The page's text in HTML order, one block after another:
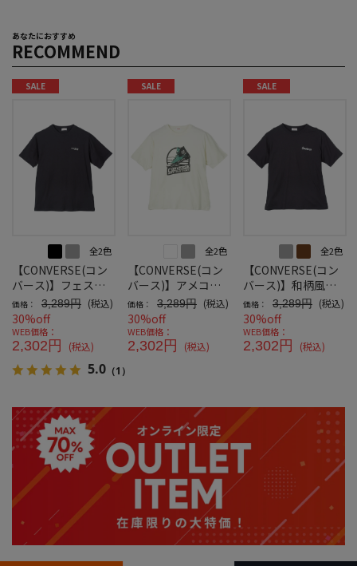
あなたにおすすめ
RECOMMEND
SALE
全2色
【CONVERSE(コン
バース)】フェス風
バックプリントＴ-2
価格： 3,289円 (税込)
30%off
WEB価格：
2,302円 (税込)
5.0 （1）
SALE
全2色
【CONVERSE(コン
バース)】アメコミ
風プリント半袖Ｔ-1
価格： 3,289円 (税込)
30%off
WEB価格：
2,302円 (税込)
SALE
全2色
【CONVERSE(コン
バース)】和柄風バ
ックプリント半袖
Ｔ-2
価格： 3,289円 (税込)
30%off
WEB価格：
2,302円 (税込)